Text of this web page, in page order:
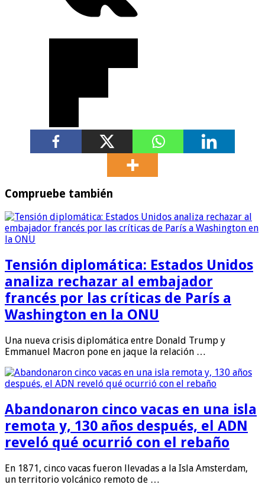
Compruebe también
Tensión diplomática: Estados Unidos
analiza rechazar al embajador
francés por las críticas de París a
Washington en la ONU
Una nueva crisis diplomática entre Donald Trump y
Emmanuel Macron pone en jaque la relación …
Abandonaron cinco vacas en una isla
remota y, 130 años después, el ADN
reveló qué ocurrió con el rebaño
En 1871, cinco vacas fueron llevadas a la Isla Amsterdam,
un territorio volcánico remoto de …